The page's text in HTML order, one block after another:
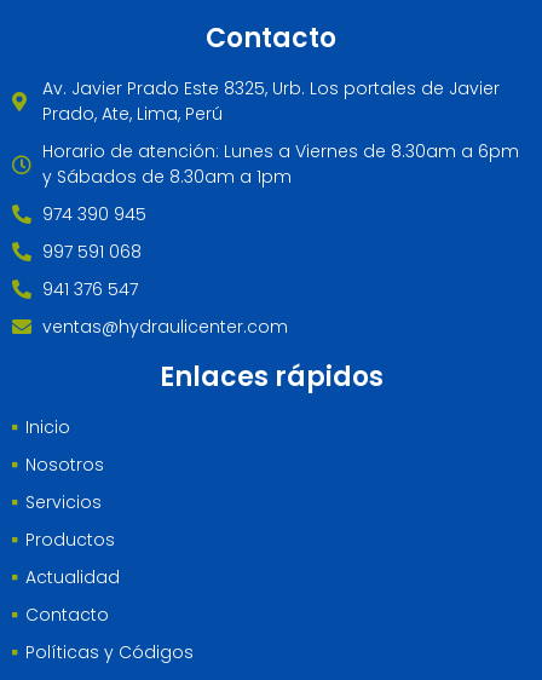
Contacto
Av. Javier Prado Este 8325, Urb. Los portales de Javier
Prado, Ate, Lima, Perú
Horario de atención: Lunes a Viernes de 8.30am a 6pm
y Sábados de 8.30am a 1pm
974 390 945
997 591 068
941 376 547
ventas@hydraulicenter.com
Enlaces rápidos
Inicio
Nosotros
Servicios
Productos
Actualidad
Contacto
Políticas y Códigos